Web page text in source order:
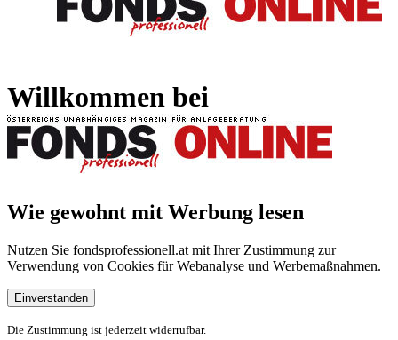
Willkommen bei
Wie gewohnt mit Werbung lesen
Nutzen Sie fondsprofessionell.at mit Ihrer Zustimmung zur
Verwendung von Cookies für Webanalyse und Werbemaßnahmen.
Einverstanden
Die Zustimmung ist jederzeit widerrufbar.